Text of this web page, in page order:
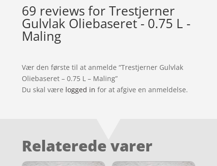
69 reviews forTrestjerner
Gulvlak Oliebaseret - 0.75 L -
Maling
Vær den første til at anmelde “Trestjerner Gulvlak
Oliebaseret – 0.75 L – Maling”
Du skal være logged in for at afgive en anmeldelse.
Relaterede varer